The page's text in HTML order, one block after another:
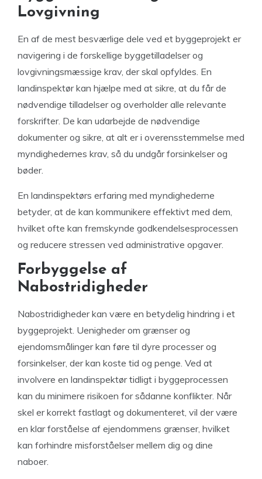
Lovgivning
En af de mest besværlige dele ved et byggeprojekt er
navigering i de forskellige byggetilladelser og
lovgivningsmæssige krav, der skal opfyldes. En
landinspektør kan hjælpe med at sikre, at du får de
nødvendige tilladelser og overholder alle relevante
forskrifter. De kan udarbejde de nødvendige
dokumenter og sikre, at alt er i overensstemmelse med
myndighedernes krav, så du undgår forsinkelser og
bøder.
En landinspektørs erfaring med myndighederne
betyder, at de kan kommunikere effektivt med dem,
hvilket ofte kan fremskynde godkendelsesprocessen
og reducere stressen ved administrative opgaver.
Forbyggelse af
Nabostridigheder
Nabostridigheder kan være en betydelig hindring i et
byggeprojekt. Uenigheder om grænser og
ejendomsmålinger kan føre til dyre processer og
forsinkelser, der kan koste tid og penge. Ved at
involvere en landinspektør tidligt i byggeprocessen
kan du minimere risikoen for sådanne konflikter. Når
skel er korrekt fastlagt og dokumenteret, vil der være
en klar forståelse af ejendommens grænser, hvilket
kan forhindre misforståelser mellem dig og dine
naboer.